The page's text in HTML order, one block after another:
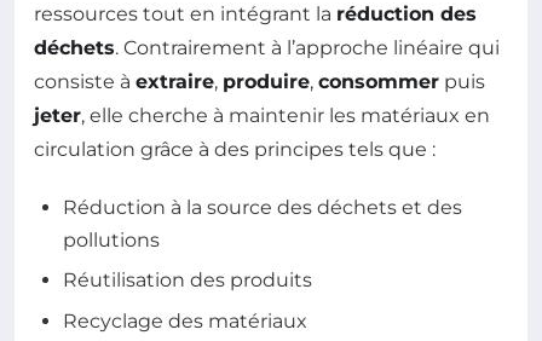
ressources tout en intégrant la réduction des
déchets. Contrairement à l’approche linéaire qui
consiste à extraire, produire, consommer puis
jeter, elle cherche à maintenir les matériaux en
circulation grâce à des principes tels que :
Réduction à la source des déchets et des
pollutions
Réutilisation des produits
Recyclage des matériaux